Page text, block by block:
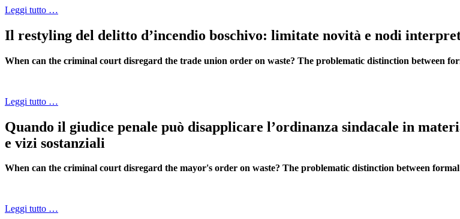
Leggi tutto …
Il restyling del delitto d’incendio boschivo: limitate novità e nodi
When can the criminal court disregard the trade union order on waste? The problematic distinction between
Leggi tutto …
Quando il giudice penale può disapplicare l’ordinanza sindacale in
e vizi sostanziali
When can the criminal court disregard the mayor's order on waste? The problematic distinction between formal
Leggi tutto …